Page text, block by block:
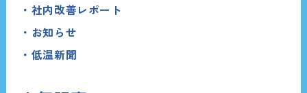
社内改善レポート
お知らせ
低温新聞